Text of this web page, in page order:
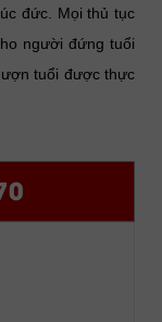
đức. Mọi thủ tục
người đứng tuổi
tuổi được thực